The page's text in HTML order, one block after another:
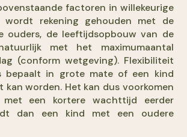
factoren in willekeurige
wordt rekening gehouden met de
ouders, de leeftijdsopbouw van de
met het maximumaantal
(conform wetgeving). Flexibiliteit
bepaalt in grote mate of een kind
kan worden. Het kan dus voorkomen
een kortere wachttijd eerder
dan een kind met een oudere